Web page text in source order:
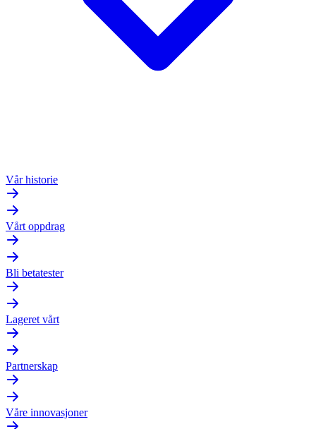
Vår historie
Vårt oppdrag
Bli betatester
Lageret vårt
Partnerskap
Våre innovasjoner